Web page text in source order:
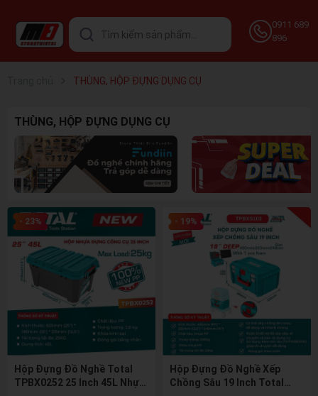
0911 689
896
THÙNG, HỘP ĐỰNG DỤNG CỤ
THÙNG, HỘP ĐỰNG DỤNG CỤ
- 23%
Hộp Đựng Đồ Nghề Total
TPBX0252 25 Inch 45L Nhựa
- 19%
Hộp Đựng Đồ Nghề Xếp
Chồng Sâu 19 Inch Total